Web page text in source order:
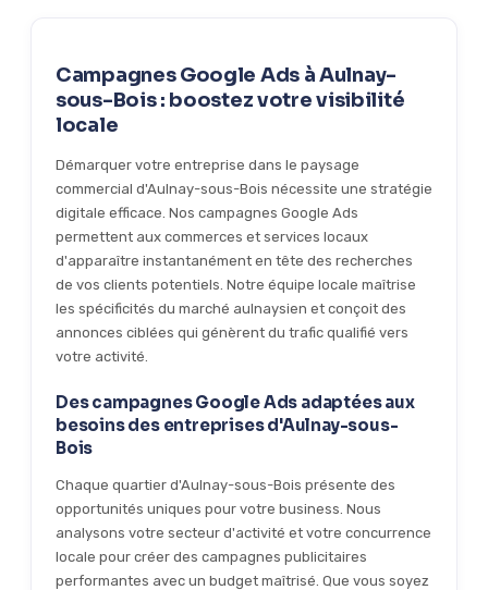
Campagnes Google Ads à Aulnay-
sous-Bois : boostez votre visibilité
locale
Démarquer votre entreprise dans le paysage
commercial d'Aulnay-sous-Bois nécessite une stratégie
digitale efficace. Nos campagnes Google Ads
permettent aux commerces et services locaux
d'apparaître instantanément en tête des recherches
de vos clients potentiels. Notre équipe locale maîtrise
les spécificités du marché aulnaysien et conçoit des
annonces ciblées qui génèrent du trafic qualifié vers
votre activité.
Des campagnes Google Ads adaptées aux
besoins des entreprises d'Aulnay-sous-
Bois
Chaque quartier d'Aulnay-sous-Bois présente des
opportunités uniques pour votre business. Nous
analysons votre secteur d'activité et votre concurrence
locale pour créer des campagnes publicitaires
performantes avec un budget maîtrisé. Que vous soyez